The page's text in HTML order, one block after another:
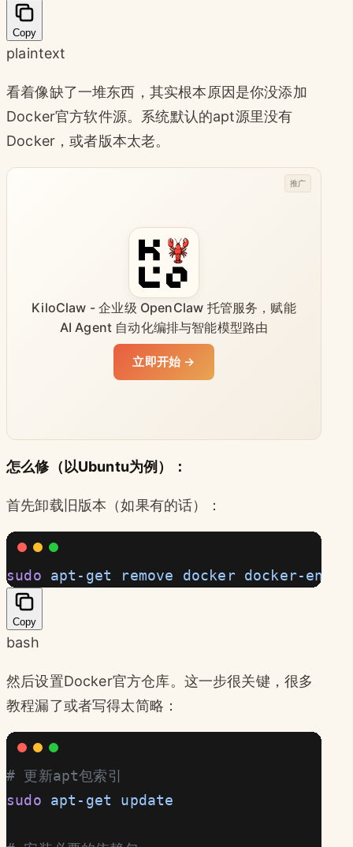
Copy
plaintext
看着像缺了一堆东西，其实根本原因是你没添加
Docker官方软件源。系统默认的apt源里没有
Docker，或者版本太老。
KiloClaw - 企业级 OpenClaw 托管服务，赋能
AI Agent 自动化编排与智能模型路由
立即开始 →
推广
怎么修（以Ubuntu为例）：
首先卸载旧版本（如果有的话）：
sudo apt-get remove docker docker-
Copy
bash
然后设置Docker官方仓库。这一步很关键，很多
教程漏了或者写得太简略：
# 更新apt包索引
sudo apt-get update